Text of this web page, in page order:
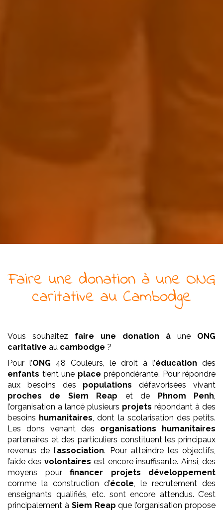
Faire une donation à une ONG
caritative au Cambodge
Vous souhaitez faire une donation à une ONG
caritative au cambodge ?
Pour l’ONG 48 Couleurs, le droit à l’éducation des
enfants tient une place prépondérante. Pour répondre
aux besoins des populations défavorisées vivant
proches de Siem Reap et de Phnom Penh,
l’organisation a lancé plusieurs projets répondant à des
besoins humanitaires, dont la scolarisation des petits.
Les dons venant des organisations humanitaires
partenaires et des particuliers constituent les principaux
revenus de l’association. Pour atteindre les objectifs,
l’aide des volontaires est encore insuffisante. Ainsi, des
moyens pour financer projets développement
comme la construction d’école, le recrutement des
enseignants qualifiés, etc. sont encore attendus. C’est
principalement à Siem Reap que l’organisation propose